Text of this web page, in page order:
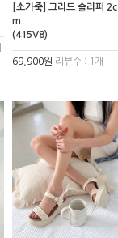
[소가죽] 그리드 슬리퍼 2c
m
(415V8)
69,900원 리뷰수 : 1개